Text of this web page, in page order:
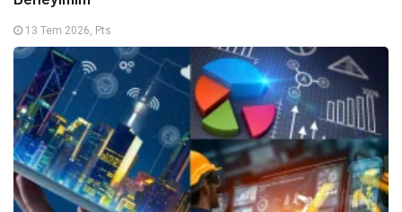
13 Tem 2026, Pts